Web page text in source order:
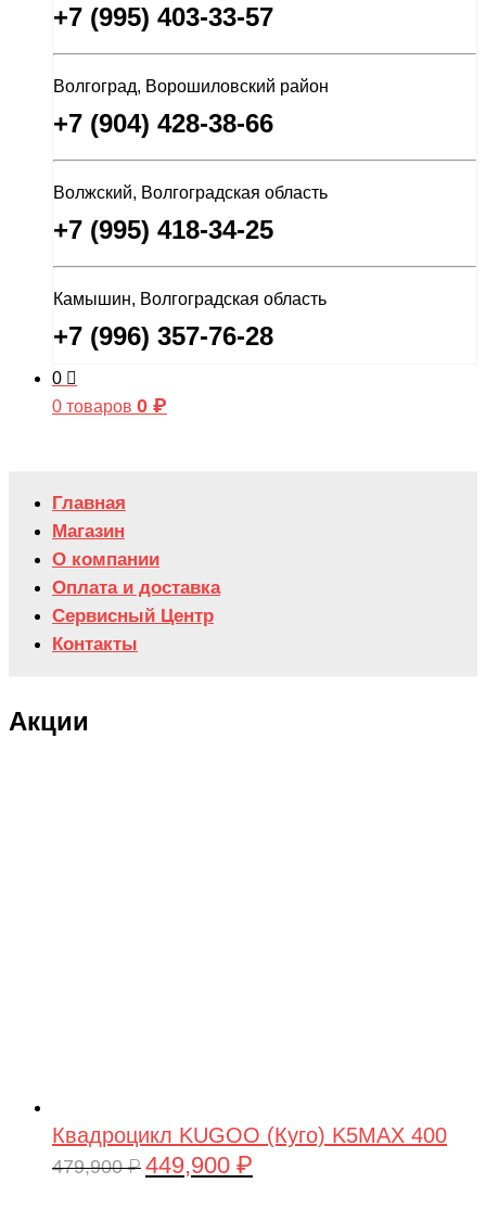
+7 (995) 403-33-57
Волгоград, Ворошиловский район
+7 (904) 428-38-66
Волжский, Волгоградская область
+7 (995) 418-34-25
Камышин, Волгоградская область
+7 (996) 357-76-28
0
0 товаров 0 ₽
Главная
Магазин
О компании
Оплата и доставка
Сервисный Центр
Контакты
Акции
Квадроцикл KUGOO (Куго) K5MAX 400
479,900₽ Первоначальная
449,900 ₽